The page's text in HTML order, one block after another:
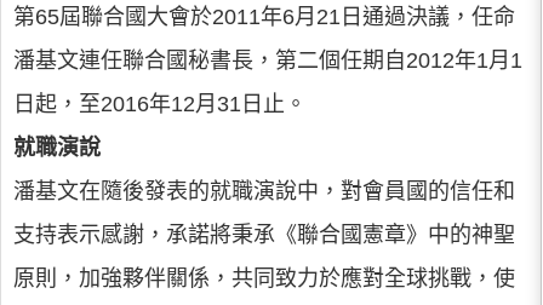
第65屆聯合國大會於2011年6月21日通過決議，任命
潘基文連任聯合國秘書長，第二個任期自2012年1月1
日起，至2016年12月31日止。
就職演說
潘基文在隨後發表的就職演說中，對會員國的信任和
支持表示感謝，承諾將秉承《聯合國憲章》中的神聖
原則，加強夥伴關係，共同致力於應對全球挑戰，使